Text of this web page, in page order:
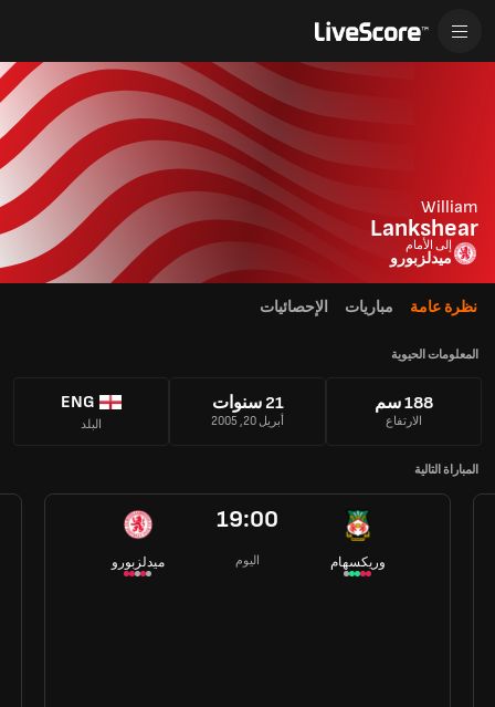
William
Lankshear
إلى الأمام
ميدلزبورو
نظرة عامة مباريات الإحصائيات
المعلومات الحيوية
188 سم
الارتفاع
21 سنوات
أبريل 20, 2005
ENG
البلد
المباراة التالية
ميدلزبورو
19:00
اليوم وريكسهام